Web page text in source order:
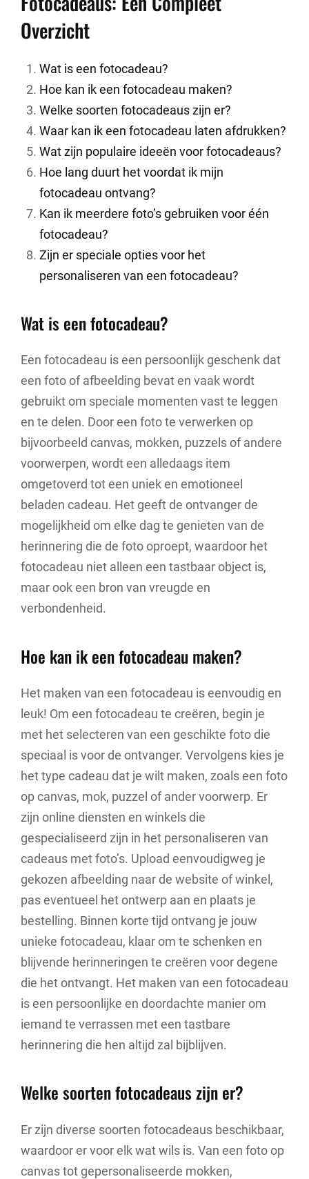
Overzicht
Wat is een fotocadeau?
Hoe kan ik een fotocadeau maken?
Welke soorten fotocadeaus zijn er?
Waar kan ik een fotocadeau laten afdrukken?
Wat zijn populaire ideeën voor fotocadeaus?
Hoe lang duurt het voordat ik mijn
fotocadeau ontvang?
Kan ik meerdere foto’s gebruiken voor één
fotocadeau?
Zijn er speciale opties voor het
personaliseren van een fotocadeau?
Wat is een fotocadeau?
Een fotocadeau is een persoonlijk geschenk dat
een foto of afbeelding bevat en vaak wordt
gebruikt om speciale momenten vast te leggen
en te delen. Door een foto te verwerken op
bijvoorbeeld canvas, mokken, puzzels of andere
voorwerpen, wordt een alledaags item
omgetoverd tot een uniek en emotioneel
beladen cadeau. Het geeft de ontvanger de
mogelijkheid om elke dag te genieten van de
herinnering die de foto oproept, waardoor het
fotocadeau niet alleen een tastbaar object is,
maar ook een bron van vreugde en
verbondenheid.
Hoe kan ik een fotocadeau maken?
Het maken van een fotocadeau is eenvoudig en
leuk! Om een fotocadeau te creëren, begin je
met het selecteren van een geschikte foto die
speciaal is voor de ontvanger. Vervolgens kies je
het type cadeau dat je wilt maken, zoals een foto
op canvas, mok, puzzel of ander voorwerp. Er
zijn online diensten en winkels die
gespecialiseerd zijn in het personaliseren van
cadeaus met foto’s. Upload eenvoudigweg je
gekozen afbeelding naar de website of winkel,
pas eventueel het ontwerp aan en plaats je
bestelling. Binnen korte tijd ontvang je jouw
unieke fotocadeau, klaar om te schenken en
blijvende herinneringen te creëren voor degene
die het ontvangt. Het maken van een fotocadeau
is een persoonlijke en doordachte manier om
iemand te verrassen met een tastbare
herinnering die hen altijd zal bijblijven.
Welke soorten fotocadeaus zijn er?
Er zijn diverse soorten fotocadeaus beschikbaar,
waardoor er voor elk wat wils is. Van een foto op
canvas tot gepersonaliseerde mokken,